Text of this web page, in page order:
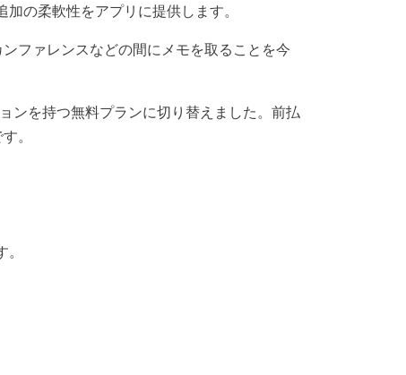
の柔軟性をアプリに提供します。
ファレンスなどの間にメモを取ることを今
ンを持つ無料プランに切り替えました。前払
。